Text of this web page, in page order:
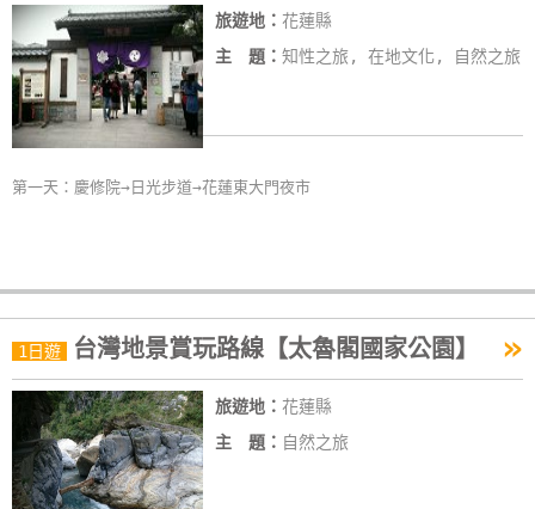
上
客
服
利
訂
房
Q&A
國
旅
旅遊地： 花蓮縣
主 題： 知性之旅, 在地文化, 自然之旅
第一天：慶修院→日光步道→花蓮東大門夜市
1日遊 台灣地景賞玩路線【太魯閣國家公園】 »
旅遊地： 花蓮縣
主 題： 自然之旅